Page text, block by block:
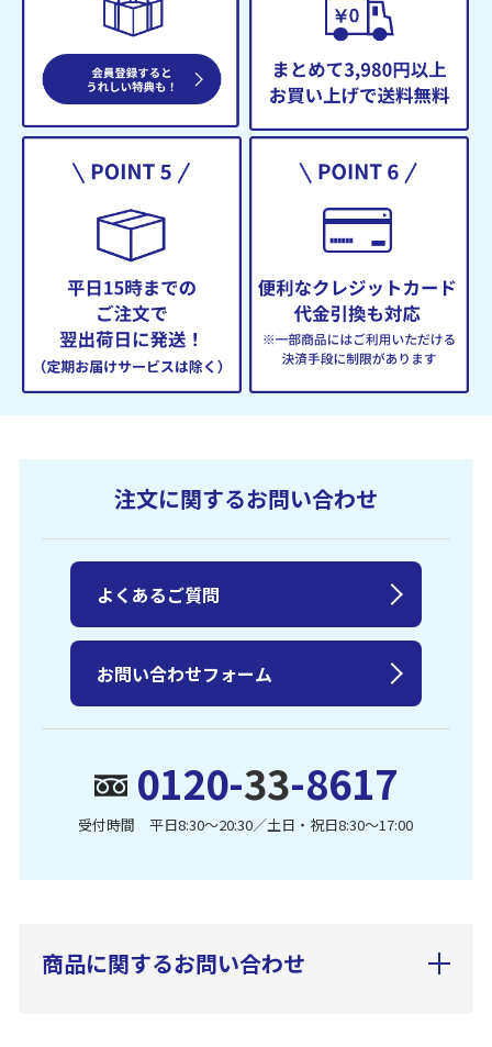
注文に関するお問い合わせ
0120-33-8617
受付時間 平日8:30〜20:30／土日・祝日8:30〜17:00
よくあるご質問
お問い合わせフォーム
商品に関するお問い合わせ